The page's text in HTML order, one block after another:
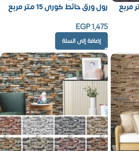
رول ورق حائط كورى 15 متر مربع
EGP1,475
إضافة إلى السلة